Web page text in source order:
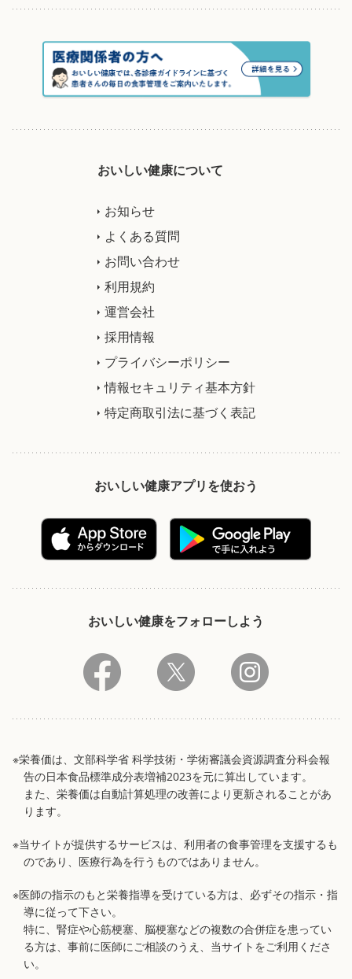
おいしい健康について
お知らせ
よくある質問
お問い合わせ
利用規約
運営会社
採用情報
プライバシーポリシー
情報セキュリティ基本方針
特定商取引法に基づく表記
おいしい健康アプリを使おう
おいしい健康をフォローしよう
※栄養価は、文部科学省 科学技術・学術審議会資源調査分科会報
告の日本食品標準成分表増補2023を元に算出しています。
また、栄養価は自動計算処理の改善により更新されることがあ
ります。
※当サイトが提供するサービスは、利用者の食事管理を支援するも
のであり、医療行為を行うものではありません。
※医師の指示のもと栄養指導を受けている方は、必ずその指示・指
導に従って下さい。
特に、腎症や心筋梗塞、脳梗塞などの複数の合併症を患ってい
る方は、事前に医師にご相談のうえ、当サイトをご利用くださ
い。